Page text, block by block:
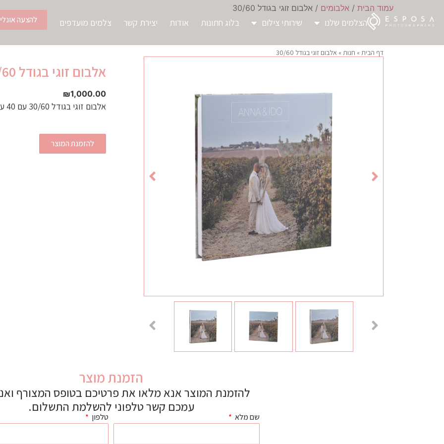
הצלמים שלנו שירותי צילום בלוג חתונות אודות יצירת קשר צלמים מועדפים להצעה
עמוד הבית / אלבומים / אלבום זוגי בגודל 30/60
דף הבית» חנות» אלבום זוגי בגודל 30/60
אלבום זוגי בגודל 30/60
₪1,000.00
אלבום זוגי בגודל 30/60 עם 40 עמודים
להזמנת המוצר
הזמנת מוצר
להזמנת המוצר אנא מלאו את פרטיכם בטופס המצורף
עמכם קשר טלפוני להשלמת התשלום.
שם מלא טלפון